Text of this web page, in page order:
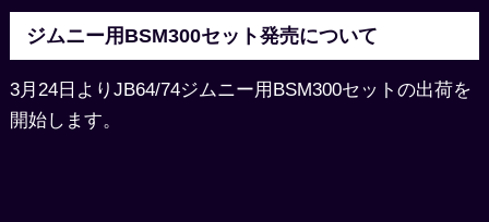
ジムニー用BSM300セット発売について
3月24日よりJB64/74ジムニー用BSM300セットの出荷を
開始します。